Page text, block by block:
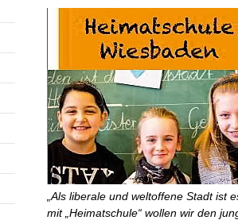
„Als liberale und weltoffene Stadt ist
mit „Heimatschule“ wollen wir den